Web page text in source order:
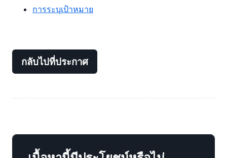
การระบุเป้าหมาย
กลับไปที่ประกาศ